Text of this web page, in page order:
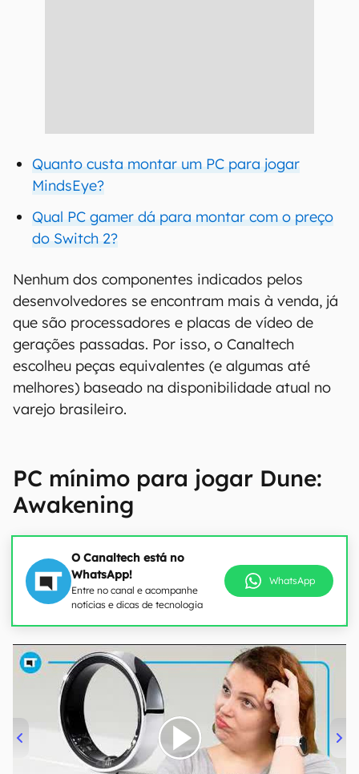
Quanto custa montar um PC para jogar
MindsEye?
Qual PC gamer dá para montar com o preço
do Switch 2?
Nenhum dos componentes indicados pelos
desenvolvedores se encontram mais à venda, já
que são processadores e placas de vídeo de
gerações passadas. Por isso, o Canaltech
escolheu peças equivalentes (e algumas até
melhores) baseado na disponibilidade atual no
varejo brasileiro.
PC mínimo para jogar Dune:
Awakening
O Canaltech está no
WhatsApp!
Entre no canal e acompanhe
notícias e dicas de tecnologia
WhatsApp